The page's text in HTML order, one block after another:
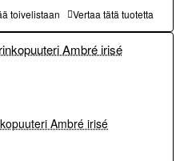
toivelistaan Vertaa tätä tuotetta
Ambré irisé